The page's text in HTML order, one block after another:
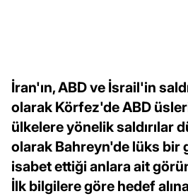
İran'ın, ABD ve İsrail'in
olarak Körfez'de ABD
ülkelere yönelik saldırılar
olarak Bahreyn'de lüks bir
isabet ettiği anlara ait
İlk bilgilere göre hedef